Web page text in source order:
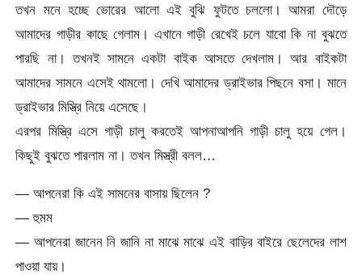
তখন মনে হচ্ছে ভোরের আলো এই বুঝি ফুটতে চললো। আমরা দৌড়ে
আমাদের গাড়ীর কাছে গেলাম। এখানে গাড়ী রেখেই চলে যাবো কি না বুঝতে
পারছি না। তখনই সামনে একটা বাইক আসতে দেখলাম। আর বাইকটা
আমাদের সামনে এসেই থামলো। দেখি আমাদের ড্রাইভার পিছনে বসা। মানে
ড্রাইভার মিস্ত্রি নিয়ে এসেছে।
এরপর মিস্ত্রি এসে গাড়ী চালু করতেই আপনাআপনি গাড়ী চালু হয়ে গেল।
কিছুই বুঝতে পারলাম না। তখন মিস্ত্রী বলল…
— আপনেরা কি এই সামনের বাসায় ছিলেন ?
— হুমম
— আপনেরা জানেন নি জানি না মাঝে মাঝে এই বাড়ির বাইরে ছেলেদের লাশ
পাওয়া যায়।